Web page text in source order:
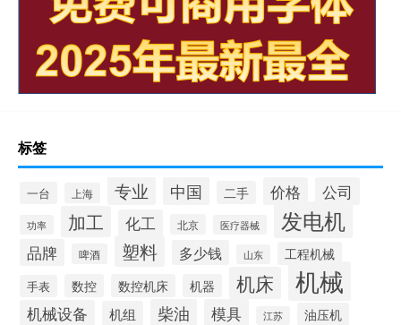
标签
一台 上海 专业 中国 二手 价格 公司
功率 加工 化工 北京 医疗器械 发电机
品牌 啤酒 塑料 多少钱 山东 工程机械
手表 数控 数控机床 机器 机床 机械
机械设备 机组 柴油 模具 江苏
油压机